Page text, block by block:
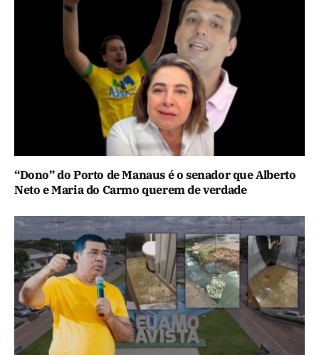
“Dono” do Porto de Manaus é o senador que Alberto
Neto e Maria do Carmo querem de verdade